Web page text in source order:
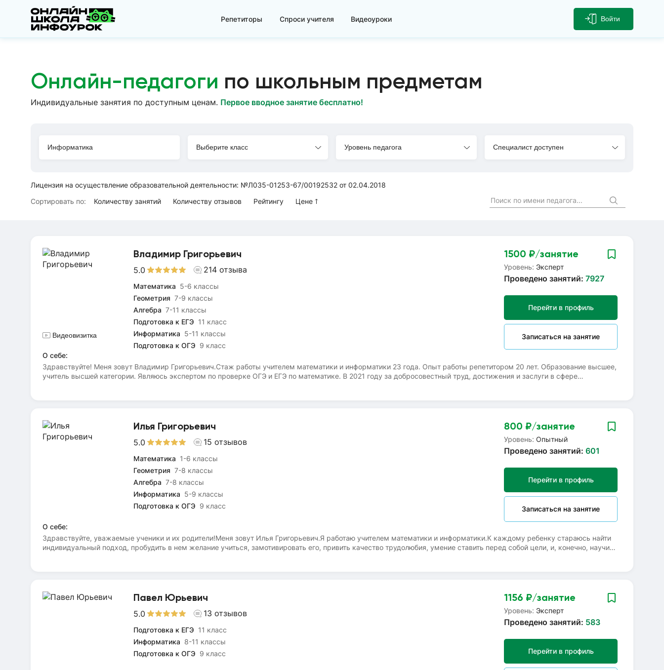
Репетиторы Спроси учителя Видеоуроки Войти
Онлайн-педагоги по школьным предметам
Индивидуальные занятия по доступным ценам. Первое вводное занятие бесплатно!
Выберите класс Уровень педагога Специалист доступен
Лицензия на осуществление образовательной деятельности: №Л035-01253-67/00192532 от 02.04.2018
Сортировать по:
Количеству занятий Количеству отзывов Рейтингу Цене
Видеовизитка
Владимир Григорьевич
5.0 214 отзыва
Математика 5-6 классы
Геометрия 7-9 классы
Алгебра 7-11 классы
Подготовка к ЕГЭ 11 класс
Информатика 5-11 классы
Подготовка к ОГЭ 9 класс
1500 ₽/занятие
Уровень: Эксперт
Проведено занятий: 7927
Перейти в профиль
Записаться на занятие
О себе:
Здравствуйте! Меня зовут Владимир Григорьевич.Стаж работы учителем математики и информатики 23 года. Опыт работы репетитором 20 лет. Образование высшее,
учитель высшей категории. Являюсь экспертом по проверке ОГЭ и ЕГЭ по математике. В 2021 году за добросовестный труд, достижения и заслуги в сфере
множеством примеров понятных ученику. Мои ученики всегда подтверждают свои знания высокими баллами.Помогаю ликвидировать пробелы в школьных знаниях.
Подготавливаю к ВПР. Развиваю интерес к непростым, но очень интересным предметам, как математика и информатика.До встречи на уроках!
Илья Григорьевич
5.0 15 отзывов
Математика 1-6 классы
Геометрия 7-8 классы
Алгебра 7-8 классы
Информатика 5-9 классы
Подготовка к ОГЭ 9 класс
800 ₽/занятие
Уровень: Опытный
Проведено занятий: 601
Перейти в профиль
Записаться на занятие
О себе:
Здравствуйте, уважаемые ученики и их родители!Меня зовут Илья Григорьевич.Я работаю учителем математики и информатики.К каждому ребенку стараюсь найти
индивидуальный подход, пробудить в нем желание учиться, замотивировать его, привить качество трудолюбия, умение ставить перед собой цели, и, конечно, научить
Павел Юрьевич
5.0 13 отзывов
Подготовка к ЕГЭ 11 класс
Информатика 8-11 классы
Подготовка к ОГЭ 9 класс
1156 ₽/занятие
Уровень: Эксперт
Проведено занятий: 583
Перейти в профиль